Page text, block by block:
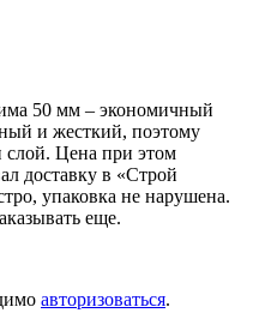
50 мм – экономичный
и жесткий, поэтому
слой. Цена при этом
доставку в «Строй
упаковка не нарушена.
еще.
авторизоваться.